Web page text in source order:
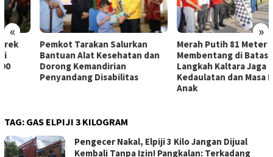
« »
Pemkot Tarakan Salurkan
Bantuan Alat Kesehatan dan
Dorong Kemandirian
Penyandang Disabilitas
Merah Putih 81 Meter
Membentang di Batas Negeri:
Langkah Kaltara Jaga
Kedaulatan dan Masa Depan
TAG: GAS ELPIJI 3 KILOGRAM
Pengecer Nakal, Elpiji 3 Kilo Jangan Dijual
Kembali Tanpa Izin! Pangkalan: Terkadang